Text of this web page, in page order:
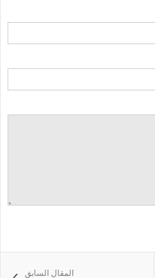
المقال السابق